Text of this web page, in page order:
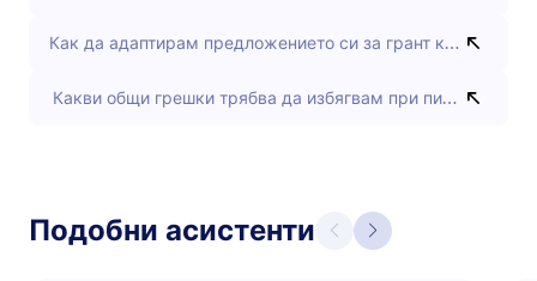
Как да адаптирам предложението си за грант към
Какви общи грешки трябва да избягвам при писане на
Подобни асистенти